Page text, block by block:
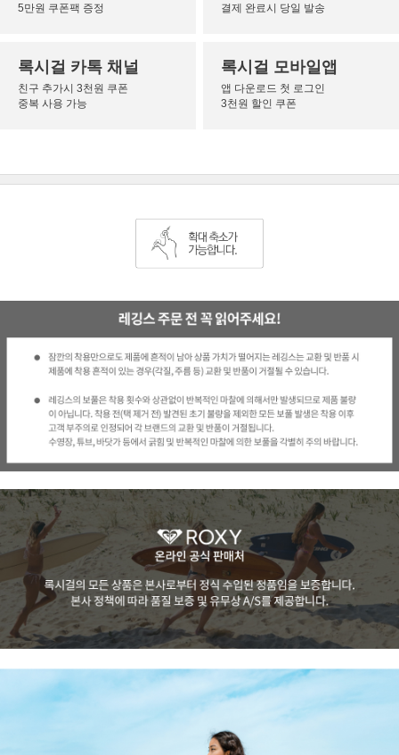
5만원 쿠폰팩 증정
결제 완료시 당일 발송
록시걸 카톡 채널
친구 추가시 3천원 쿠폰
중복 사용 가능
록시걸 모바일앱
앱 다운로드 첫 로그인
3천원 할인 쿠폰